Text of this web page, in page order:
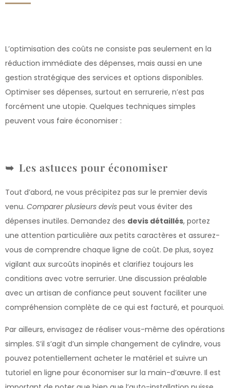
L’optimisation des coûts ne consiste pas seulement en la
réduction immédiate des dépenses, mais aussi en une
gestion stratégique des services et options disponibles.
Optimiser ses dépenses, surtout en serrurerie, n’est pas
forcément une utopie. Quelques techniques simples
peuvent vous faire économiser :
Les astuces pour économiser
Tout d’abord, ne vous précipitez pas sur le premier devis
venu. Comparer plusieurs devis peut vous éviter des
dépenses inutiles. Demandez des devis détaillés, portez
une attention particulière aux petits caractères et assurez-
vous de comprendre chaque ligne de coût. De plus, soyez
vigilant aux surcoûts inopinés et clarifiez toujours les
conditions avec votre serrurier. Une discussion préalable
avec un artisan de confiance peut souvent faciliter une
compréhension complète de ce qui est facturé, et pourquoi.
Par ailleurs, envisagez de réaliser vous-même des opérations
simples. S’il s’agit d’un simple changement de cylindre, vous
pouvez potentiellement acheter le matériel et suivre un
tutoriel en ligne pour économiser sur la main-d’œuvre. Il est